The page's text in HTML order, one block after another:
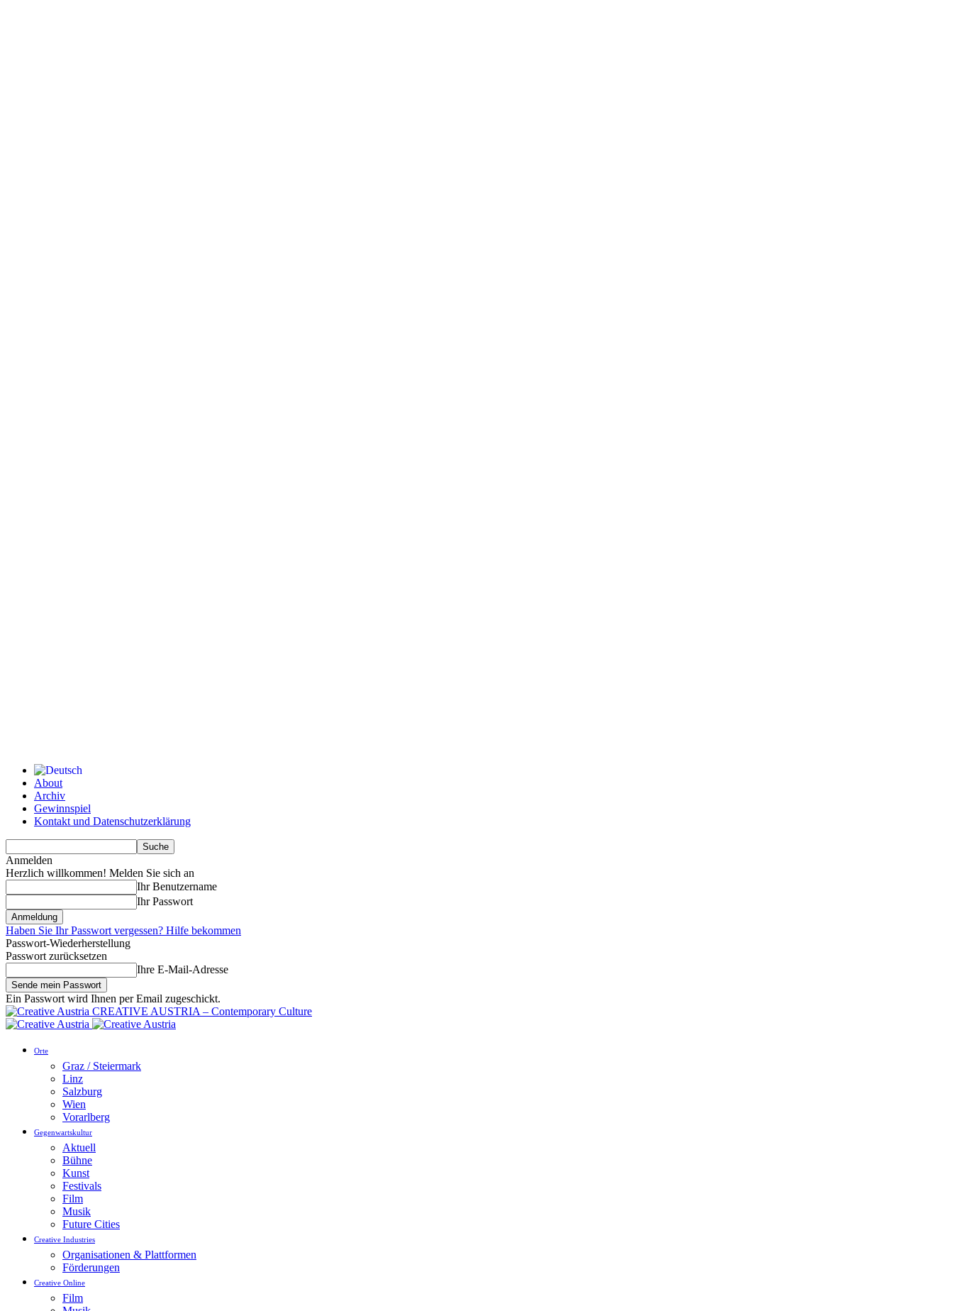
About
Archiv
Gewinnspiel
Kontakt und Datenschutzerklärung
Anmelden
Herzlich willkommen! Melden Sie sich an
Ihr Benutzername
Ihr Passwort
Haben Sie Ihr Passwort vergessen? Hilfe bekommen
Passwort-Wiederherstellung
Passwort zurücksetzen
Ihre E-Mail-Adresse
Ein Passwort wird Ihnen per Email zugeschickt.
CREATIVE AUSTRIA – Contemporary Culture
Orte
Graz / Steiermark
Linz
Salzburg
Wien
Vorarlberg
Gegenwartskultur
Aktuell
Bühne
Kunst
Festivals
Film
Musik
Future Cities
Creative Industries
Organisationen & Plattformen
Förderungen
Creative Online
Film